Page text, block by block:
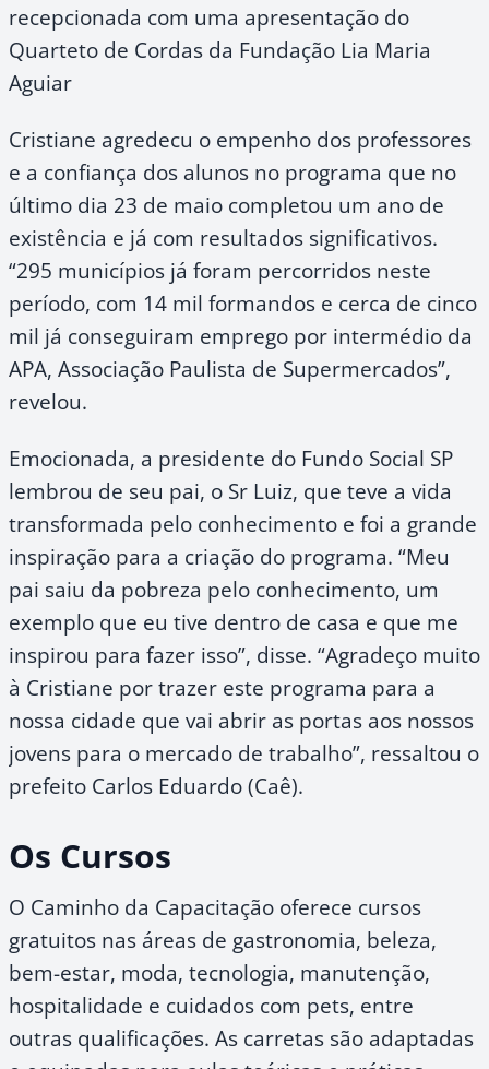
recepcionada com uma apresentação do
Quarteto de Cordas da Fundação Lia Maria
Aguiar
Cristiane agredecu o empenho dos professores
e a confiança dos alunos no programa que no
último dia 23 de maio completou um ano de
existência e já com resultados significativos.
“295 municípios já foram percorridos neste
período, com 14 mil formandos e cerca de cinco
mil já conseguiram emprego por intermédio da
APA, Associação Paulista de Supermercados”,
revelou.
Emocionada, a presidente do Fundo Social SP
lembrou de seu pai, o Sr Luiz, que teve a vida
transformada pelo conhecimento e foi a grande
inspiração para a criação do programa. “Meu
pai saiu da pobreza pelo conhecimento, um
exemplo que eu tive dentro de casa e que me
inspirou para fazer isso”, disse. “Agradeço muito
à Cristiane por trazer este programa para a
nossa cidade que vai abrir as portas aos nossos
jovens para o mercado de trabalho”, ressaltou o
prefeito Carlos Eduardo (Caê).
Os Cursos
O Caminho da Capacitação oferece cursos
gratuitos nas áreas de gastronomia, beleza,
bem-estar, moda, tecnologia, manutenção,
hospitalidade e cuidados com pets, entre
outras qualificações. As carretas são adaptadas